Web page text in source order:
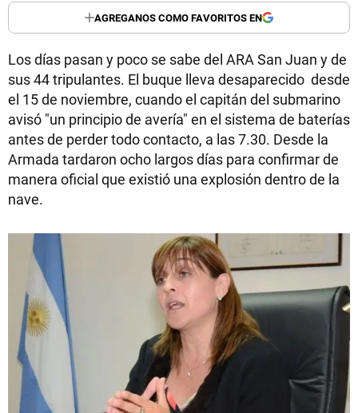
AGREGANOS COMO FAVORITOS EN
Los días pasan y poco se sabe del ARA San Juan y de
sus 44 tripulantes. El buque lleva desaparecido desde
el 15 de noviembre, cuando el capitán del submarino
avisó "un principio de avería" en el sistema de baterías
antes de perder todo contacto, a las 7.30. Desde la
Armada tardaron ocho largos días para confirmar de
manera oficial que existió una explosión dentro de la
nave.